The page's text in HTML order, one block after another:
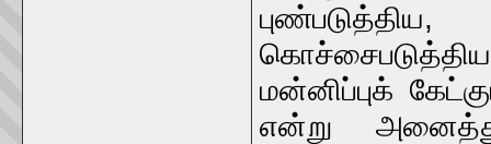
மன்னிப்புக்
என்று